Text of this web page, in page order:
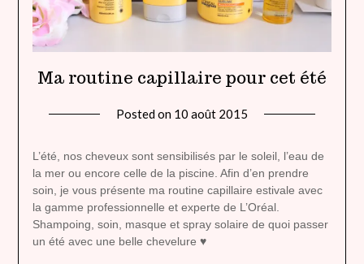
Ma routine capillaire pour cet été
Posted on 10 août 2015
heavenly
L’été, nos cheveux sont sensibilisés par le soleil, l’eau de
la mer ou encore celle de la piscine. Afin d’en prendre
soin, je vous présente ma routine capillaire estivale avec
la gamme professionnelle et experte de L’Oréal.
Shampoing, soin, masque et spray solaire de quoi passer
un été avec une belle chevelure ♥